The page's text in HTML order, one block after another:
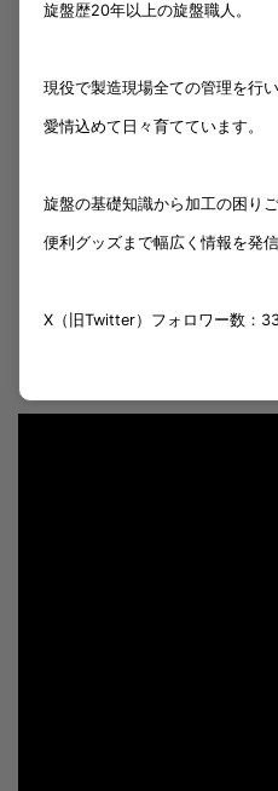
旋盤歴20年以上の旋盤職人。
現役で製造現場全ての管理を行
愛情込めて日々育てています。
旋盤の基礎知識から加工の困り
便利グッズまで幅広く情報を発信
X（旧Twitter）フォロワー数：